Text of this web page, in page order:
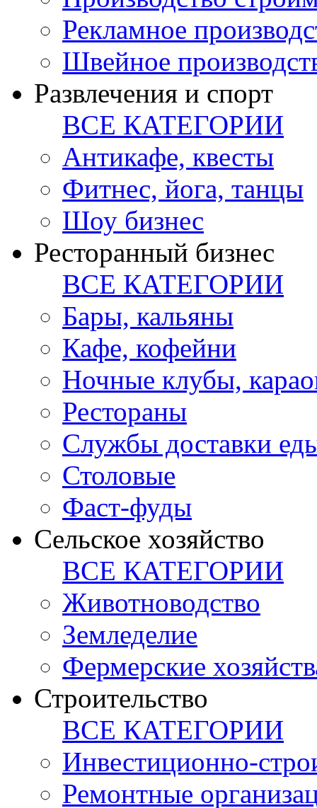
Рекламное
Швейное
Развлечения и спорт
ВСЕ КАТЕГОРИИ
Антикафе, квесты
Фитнес, йога, танцы
Шоу бизнес
Ресторанный бизнес
ВСЕ КАТЕГОРИИ
Бары, кальяны
Кафе, кофейни
Ночные клубы,
Рестораны
Службы доставки
Столовые
Фаст-фуды
Сельское хозяйство
ВСЕ КАТЕГОРИИ
Животноводство
Земледелие
Фермерские
Строительство
ВСЕ КАТЕГОРИИ
Инвестиционно-
Ремонтные